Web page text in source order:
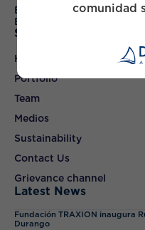
comunidad
English
Español
Sitemap
Home
Portfolio
Team
Medios
Sustainability
Contact Us
Grievance channel
Latest News
Fundación TRAXION inaugura
Durango